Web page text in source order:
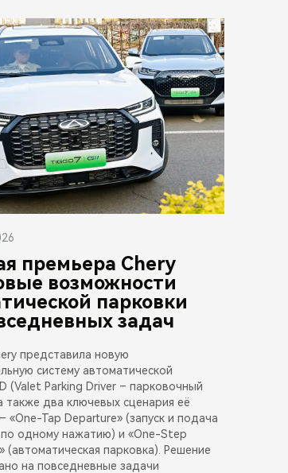
премьера Chery
возможности
парковки
задач
представила новую
систему автоматической
(Valet Parking Driver – парковочный
также два ключевых сценария её
«One-Tap Departure» (запуск и подача
одному нажатию) и «One-Step
(автоматическая парковка). Решение
на повседневные задачи